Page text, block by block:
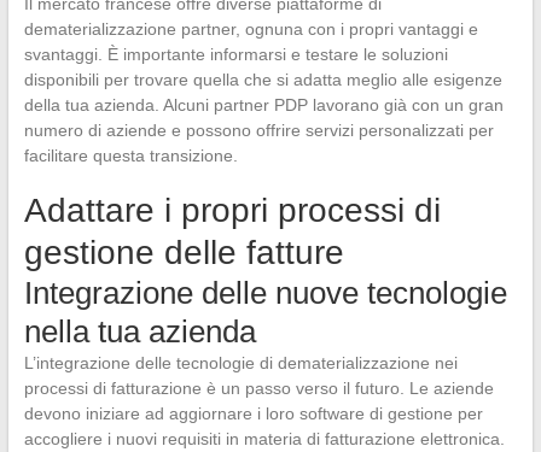
dematerializzazione partner, ognuna con i propri vantaggi e
svantaggi. È importante informarsi e testare le soluzioni
disponibili per trovare quella che si adatta meglio alle esigenze
della tua azienda. Alcuni partner PDP lavorano già con un gran
numero di aziende e possono offrire servizi personalizzati per
facilitare questa transizione.
Adattare i propri processi di
gestione delle fatture
Integrazione delle nuove tecnologie
nella tua azienda
L’integrazione delle tecnologie di dematerializzazione nei
processi di fatturazione è un passo verso il futuro. Le aziende
devono iniziare ad aggiornare i loro software di gestione per
accogliere i nuovi requisiti in materia di fatturazione elettronica.